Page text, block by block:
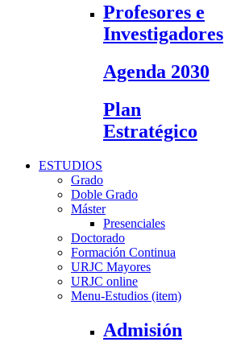
Profesores e
Investigadores
Agenda 2030
Plan
Estratégico
ESTUDIOS
Grado
Doble Grado
Máster
Presenciales
Doctorado
Formación Continua
URJC Mayores
URJC online
Menu-Estudios (item)
Admisión